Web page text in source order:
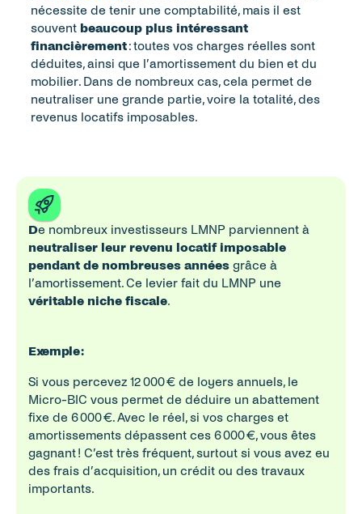
nécessite de tenir une comptabilité, mais il est
souvent beaucoup plus intéressant
financièrement : toutes vos charges réelles sont
déduites, ainsi que l’amortissement du bien et du
mobilier. Dans de nombreux cas, cela permet de
neutraliser une grande partie, voire la totalité, des
revenus locatifs imposables.
D
neutraliser leur revenu locatif imposable
pendant de nombreuses années grâce à
véritable niche fiscale.
Exemple :
Si vous percevez 12 000 € de loyers annuels, le
Micro-BIC vous permet de déduire un abattement
fixe de 6 000 €. Avec le réel, si vos charges et
amortissements dépassent ces 6 000 €, vous êtes
gagnant ! C’est très fréquent, surtout si vous avez eu
des frais d’acquisition, un crédit ou des travaux
importants.